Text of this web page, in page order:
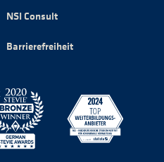
NSI Consult
Barrierefreiheit